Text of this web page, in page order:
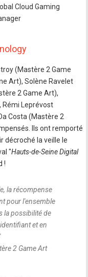
Cloud Gaming
(Mastère 2 Game
Art), Solène Ravelet
2 Game Art),
Rémi Leprévost
Costa (Mastère 2
Ils ont remporté
décroché la veille le
"Hauts-de-Seine Digital
!
la récompense
pour l'ensemble
la possibilité de
et en
2 Game Art